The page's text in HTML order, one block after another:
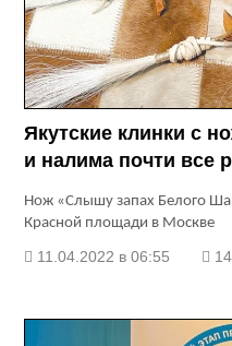
Якутские клинки с
и налима почти все
Нож «Слышу запах Белого
Красной площади в Москве
11.04.2022 в 06:55